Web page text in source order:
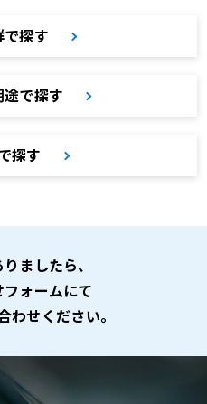
で探す
途で探す
探す
ましたら、
ォームにて
わせください。